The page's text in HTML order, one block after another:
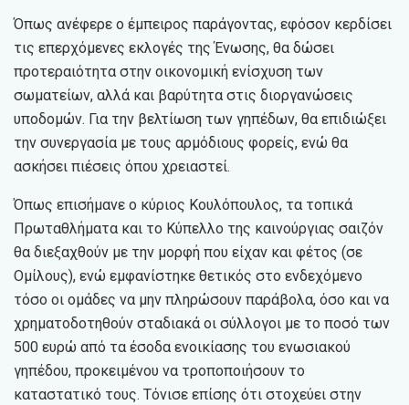
Όπως ανέφερε ο έμπειρος παράγοντας, εφόσον κερδίσει
τις επερχόμενες εκλογές της Ένωσης, θα δώσει
προτεραιότητα στην οικονομική ενίσχυση των
σωματείων, αλλά και βαρύτητα στις διοργανώσεις
υποδομών. Για την βελτίωση των γηπέδων, θα επιδιώξει
την συνεργασία με τους αρμόδιους φορείς, ενώ θα
ασκήσει πιέσεις όπου χρειαστεί.
Όπως επισήμανε ο κύριος Κουλόπουλος, τα τοπικά
Πρωταθλήματα και το Κύπελλο της καινούργιας σαιζόν
θα διεξαχθούν με την μορφή που είχαν και φέτος (σε
Ομίλους), ενώ εμφανίστηκε θετικός στο ενδεχόμενο
τόσο οι ομάδες να μην πληρώσουν παράβολα, όσο και να
χρηματοδοτηθούν σταδιακά οι σύλλογοι με το ποσό των
500 ευρώ από τα έσοδα ενοικίασης του ενωσιακού
γηπέδου, προκειμένου να τροποποιήσουν το
καταστατικό τους. Τόνισε επίσης ότι στοχεύει στην